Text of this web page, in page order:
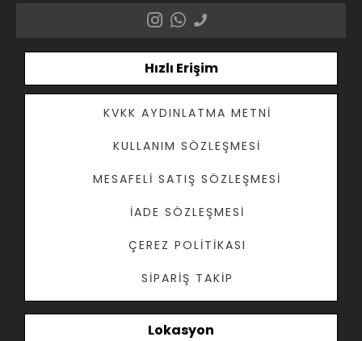
Hızlı Erişim
KVKK AYDINLATMA METNI
KULLANIM SÖZLEŞMESI
MESAFELI SATIŞ SÖZLEŞMESI
İADE SÖZLEŞMESI
ÇEREZ POLITIKASI
SIPARIŞ TAKIP
Lokasyon